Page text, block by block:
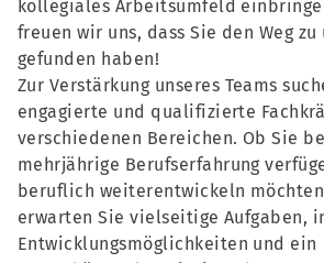
kollegiales Arbeitsumfeld
freuen wir uns, dass Sie den Weg zu
gefunden haben!
Zur Verstärkung unseres Teams
engagierte und qualifizierte
verschiedenen Bereichen. Ob Sie
mehrjährige Berufserfahrung
beruflich weiterentwickeln
erwarten Sie vielseitige Aufgaben,
Entwicklungsmöglichkeiten und ein